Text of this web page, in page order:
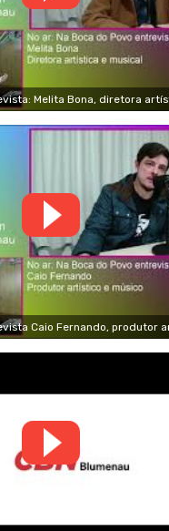
Melita Bona, diretora
Caio Fernando, produtor